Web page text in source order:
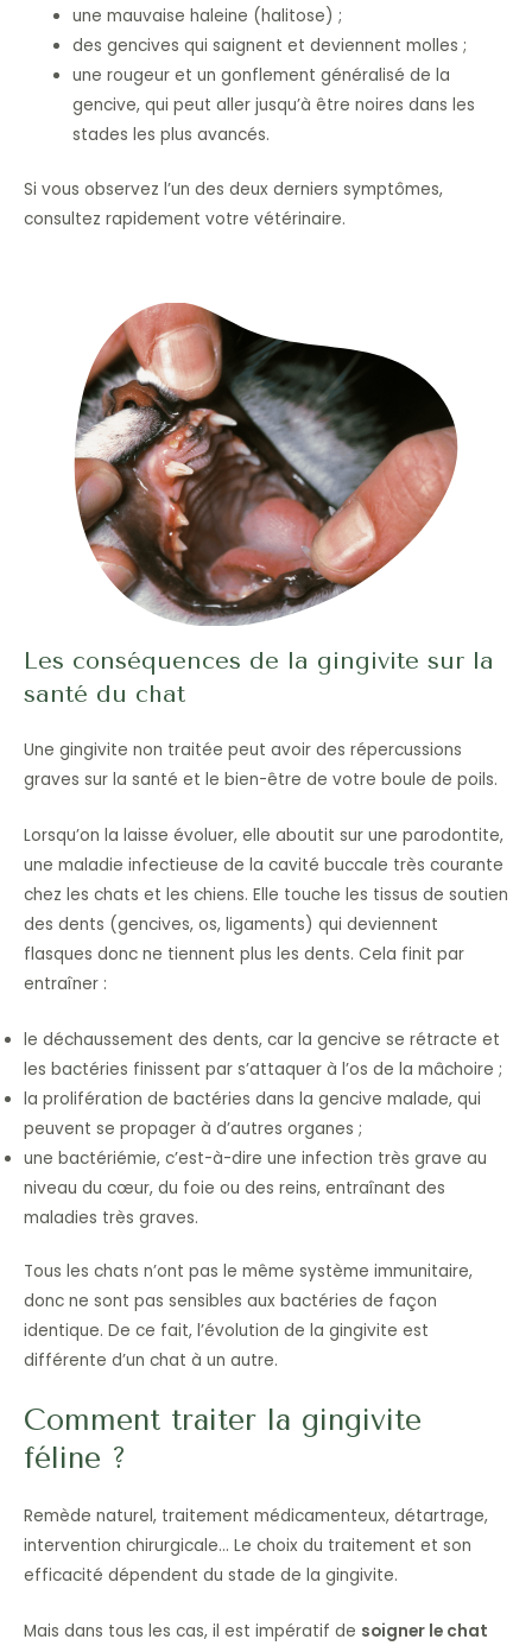
une mauvaise haleine (halitose) ;
des gencives qui saignent et deviennent molles ;
une rougeur et un gonflement généralisé de la
gencive, qui peut aller jusqu’à être noires dans les
stades les plus avancés.
Si vous observez l’un des deux derniers symptômes,
consultez rapidement votre vétérinaire.
Les conséquences de la gingivite sur la
santé du chat
Une gingivite non traitée peut avoir des répercussions
graves sur la santé et le bien-être de votre boule de poils.
Lorsqu’on la laisse évoluer, elle aboutit sur une parodontite,
une maladie infectieuse de la cavité buccale très courante
chez les chats et les chiens. Elle touche les tissus de soutien
des dents (gencives, os, ligaments) qui deviennent
flasques donc ne tiennent plus les dents. Cela finit par
entraîner :
le déchaussement des dents, car la gencive se rétracte et
les bactéries finissent par s’attaquer à l’os de la mâchoire ;
la prolifération de bactéries dans la gencive malade, qui
peuvent se propager à d’autres organes ;
une bactériémie, c’est-à-dire une infection très grave au
niveau du cœur, du foie ou des reins, entraînant des
maladies très graves.
Tous les chats n’ont pas le même système immunitaire,
donc ne sont pas sensibles aux bactéries de façon
identique. De ce fait, l’évolution de la gingivite est
différente d’un chat à un autre.
Comment traiter la gingivite
féline ?
Remède naturel, traitement médicamenteux, détartrage,
intervention chirurgicale… Le choix du traitement et son
efficacité dépendent du stade de la gingivite.
Mais dans tous les cas, il est impératif de soigner le chat